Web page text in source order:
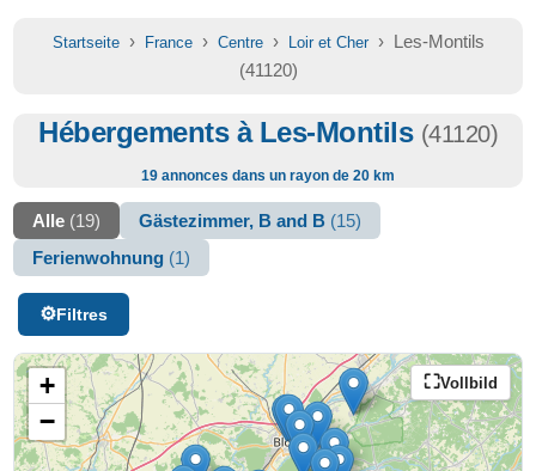
Startseite› France› Centre› Loir et Cher› Les-Montils
(41120)
Hébergements à Les-Montils (41120)
19 annonces dans un rayon de 20 km
Alle (19) Gästezimmer, B and B (15)
Ferienwohnung (1)
Filtres
Vollbild
+
−